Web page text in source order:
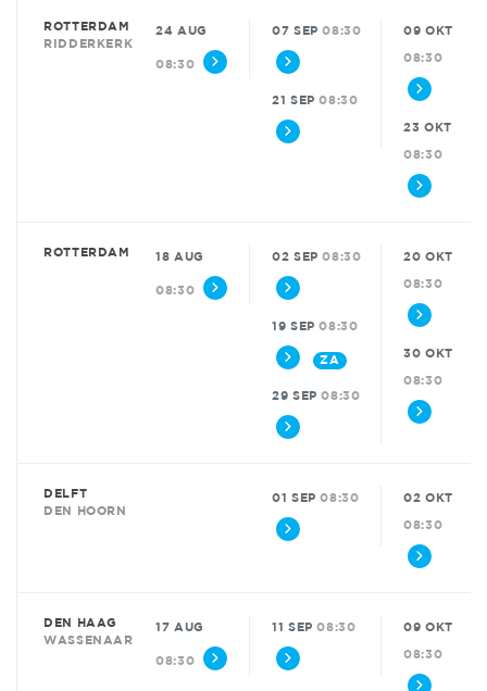
ROTTERDAM
RIDDERKERK
24 AUG
08:30
07 SEP 08:30
21 SEP 08:30
09 OKT
08:30
23 OKT
08:30
ROTTERDAM 18 AUG
08:30
02 SEP 08:30
19 SEP 08:30
ZA
29 SEP 08:30
20 OKT
08:30
30 OKT
08:30
DELFT
DEN HOORN
01 SEP 08:30 02 OKT
08:30
DEN HAAG
WASSENAAR
17 AUG
08:30
11 SEP 08:30 09 OKT
08:30